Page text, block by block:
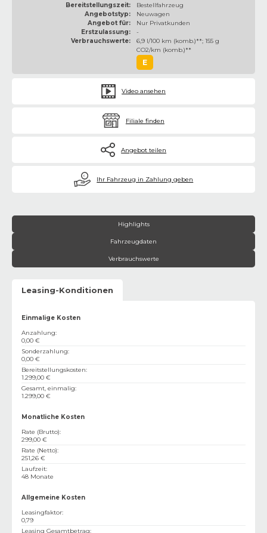
Bereitstellungszeit:
Bestellfahrzeug
Angebotstyp:
Neuwagen
Angebot für:
Nur Privatkunden
Erstzulassung:
-
Verbrauchswerte:
6,9 l/100 km (komb.)**; 155 g
CO2/km (komb.)**
E
Video ansehen
Filiale finden
Angebot teilen
€ Ihr Fahrzeug in Zahlung geben
Highlights
Fahrzeugdaten
Verbrauchswerte
Leasing-Konditionen
Einmalige Kosten
Anzahlung:
0,00 €
Sonderzahlung:
0,00 €
Bereitstellungskosten:
1.299,00 €
Gesamt, einmalig:
1.299,00 €
Monatliche Kosten
Rate (Brutto):
299,00 €
Rate (Netto):
251,26 €
Laufzeit:
48 Monate
Allgemeine Kosten
Leasingfaktor:
0,79
Leasing Gesamtbetrag: